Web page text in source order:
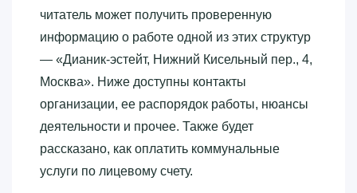
читатель может получить проверенную
информацию о работе одной из этих структур
— «‎Дианик-эстейт, Нижний Кисельный пер., 4,
Москва»‎. Ниже доступны контакты
организации, ее распорядок работы, нюансы
деятельности и прочее. Также будет
рассказано, как оплатить коммунальные
услуги по лицевому счету.